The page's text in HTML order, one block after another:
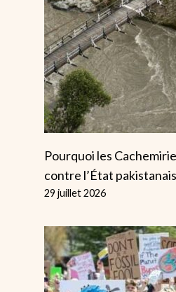
Trump Dégénère
La Prise De
Contrôle De La
Garde Nationale
De Washington
DC
Pourquoi les
contre l’État
29 juillet 2026